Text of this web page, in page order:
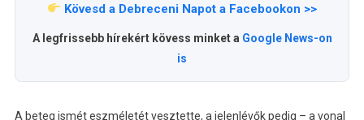
Kövesd a Debreceni Napot a Facebookon >>
A legfrissebb hírekért kövess minket a Google News-on
is
A beteg ismét eszméletét vesztette, a jelenlévők pedig – a vonal